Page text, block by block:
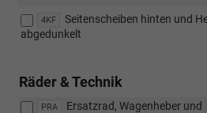
4KF
Seitenscheiben hinten und
abgedunkelt
Räder & Technik
PRA
Ersatzrad, Wagenheber und